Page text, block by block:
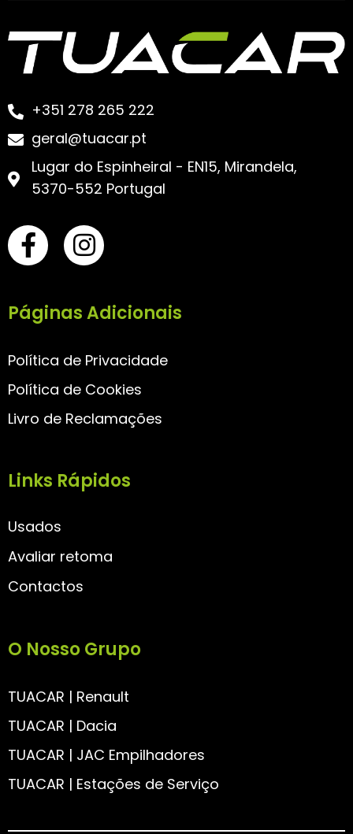
+351 278 265 222
geral@tuacar.pt
Lugar do Espinheiral - EN15, Mirandela,
5370-552 Portugal
Páginas Adicionais
Política de Privacidade
Política de Cookies
Livro de Reclamações
Links Rápidos
Usados
Avaliar retoma
Contactos
O Nosso Grupo
TUACAR | Renault
TUACAR | Dacia
TUACAR | JAC Empilhadores
TUACAR | Estações de Serviço